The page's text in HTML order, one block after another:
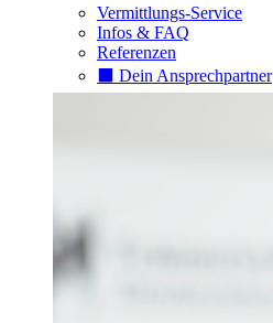
Vermittlungs-Service
Infos & FAQ
Referenzen
⬛️ Dein Ansprechpartner